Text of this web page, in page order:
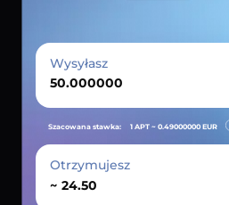
Wysyłasz
Szacowana stawka: 1 APT ~ 0.49000000 EUR
Otrzymujesz
~